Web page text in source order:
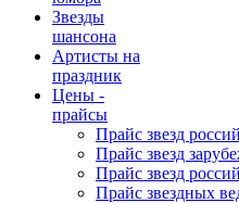
Звезды
шансона
Артисты на
праздник
Цены -
прайсы
Прайс звезд
Прайс звезд
Прайс звезд
Прайс звездных